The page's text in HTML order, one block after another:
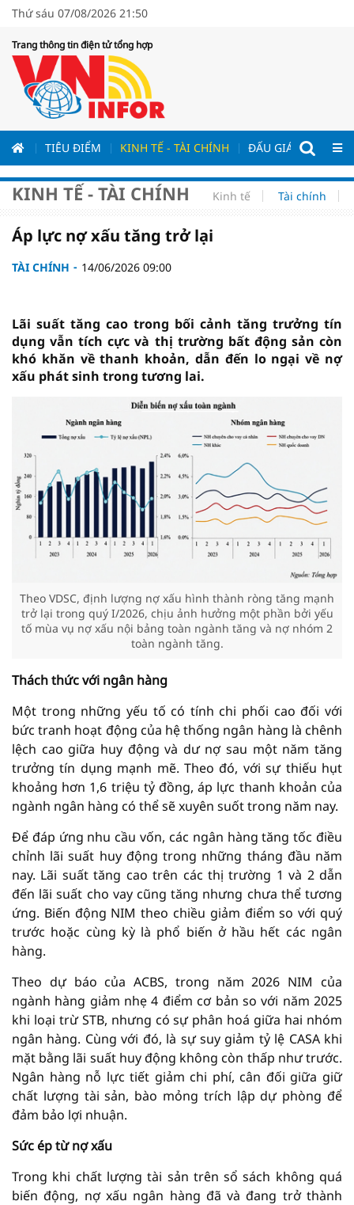
Thứ sáu 07/08/2026 21:50
Trang thông tin điện tử tổng hợp
TIÊU ĐIỂM KINH TẾ - TÀI CHÍNH ĐẤU GIÁ - ĐẤU
KINH TẾ - TÀI CHÍNH Kinh tế Tài chính
Áp lực nợ xấu tăng trở lại
TÀI CHÍNH 14/06/2026 09:00
Lãi suất tăng cao trong bối cảnh tăng trưởng tín
dụng vẫn tích cực và thị trường bất động sản còn
khó khăn về thanh khoản, dẫn đến lo ngại về nợ
xấu phát sinh trong tương lai.
Theo VDSC, định lượng nợ xấu hình thành ròng tăng mạnh
trở lại trong quý I/2026, chịu ảnh hưởng một phần bởi yếu
tố mùa vụ nợ xấu nội bảng toàn ngành tăng và nợ nhóm 2
toàn ngành tăng.
Thách thức với ngân hàng
Một trong những yếu tố có tính chi phối cao đối với
bức tranh hoạt động của hệ thống ngân hàng là chênh
lệch cao giữa huy động và dư nợ sau một năm tăng
trưởng tín dụng mạnh mẽ. Theo đó, với sự thiếu hụt
khoảng hơn 1,6 triệu tỷ đồng, áp lực thanh khoản của
ngành ngân hàng có thể sẽ xuyên suốt trong năm nay.
Để đáp ứng nhu cầu vốn, các ngân hàng tăng tốc điều
chỉnh lãi suất huy động trong những tháng đầu năm
nay. Lãi suất tăng cao trên các thị trường 1 và 2 dẫn
đến lãi suất cho vay cũng tăng nhưng chưa thể tương
ứng. Biến động NIM theo chiều giảm điểm so với quý
trước hoặc cùng kỳ là phổ biến ở hầu hết các ngân
hàng.
Theo dự báo của ACBS, trong năm 2026 NIM của
ngành hàng giảm nhẹ 4 điểm cơ bản so với năm 2025
khi loại trừ STB, nhưng có sự phân hoá giữa hai nhóm
ngân hàng. Cùng với đó, là sự suy giảm tỷ lệ CASA khi
mặt bằng lãi suất huy động không còn thấp như trước.
Ngân hàng nỗ lực tiết giảm chi phí, cân đối giữa giữ
chất lượng tài sản, bào mỏng trích lập dự phòng để
đảm bảo lợi nhuận.
Sức ép từ nợ xấu
Trong khi chất lượng tài sản trên sổ sách không quá
biến động, nợ xấu ngân hàng đã và đang trở thành